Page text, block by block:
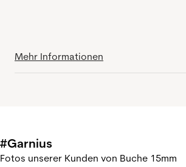
Mehr Informationen
#Garnius
Fotos unserer Kunden von Buche 15mm